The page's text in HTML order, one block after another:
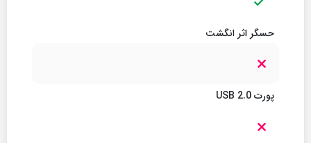
حسگر اثر انگشت
پورت USB 2.0